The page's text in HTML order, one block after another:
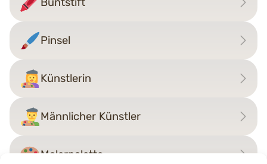
Pinsel
Künstlerin
Männlicher Künstler
Malerpalette